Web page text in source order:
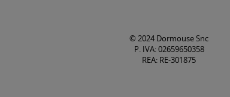
© 2024 Dormouse Snc
P. IVA: 02659650358
REA: RE-301875